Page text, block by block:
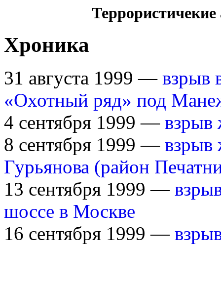
Хроника
31 августа 1999 — взрыв
«Охотный ряд» под
4 сентября 1999 — взрыв
8 сентября 1999 — взрыв
Гурьянова (район
13 сентября 1999 —
шоссе в Москве
16 сентября 1999 —